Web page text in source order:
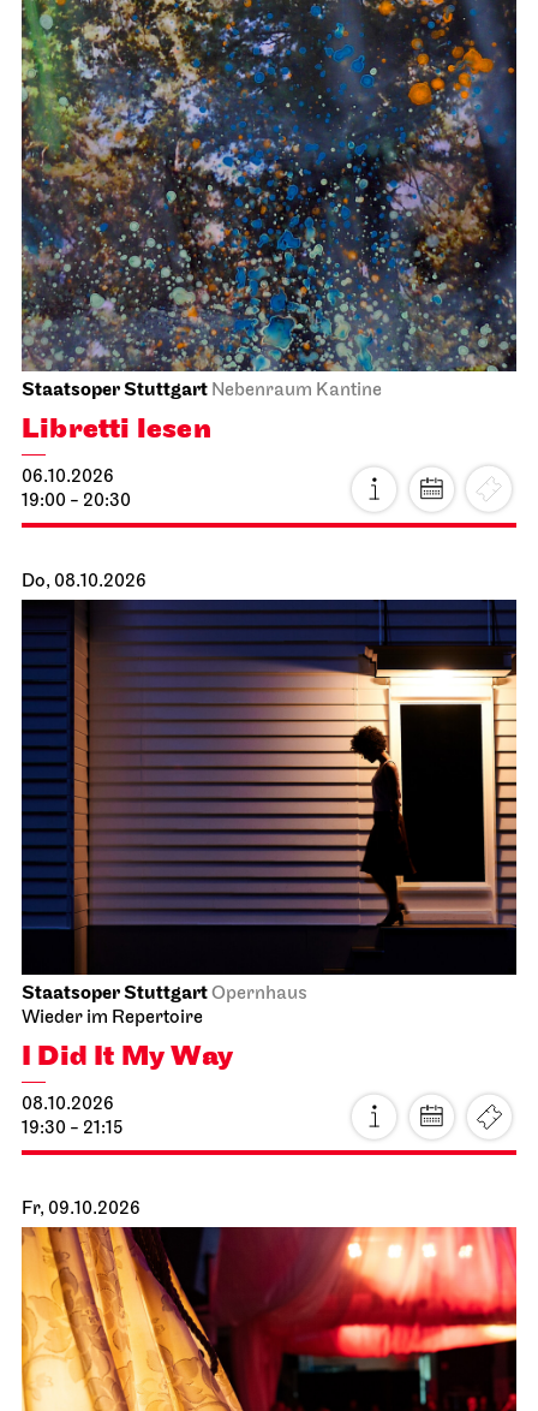
Staatsoper Stuttgart Nebenraum Kantine
Libretti lesen
06.10.2026
19:00 - 20:30
Do, 08.10.2026
Staatsoper StuttgartOpernhaus
Wieder im Repertoire
I Did It My Way
08.10.2026
19:30 - 21:15
Fr, 09.10.2026